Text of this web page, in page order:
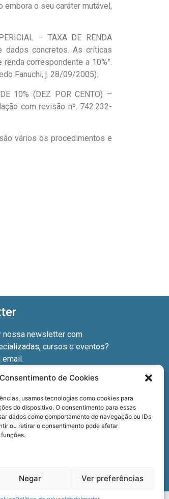
de Cookies
usamos tecnologias como cookies para
do dispositivo. O consentimento para essas
dados como comportamento de navegação ou IDs
ou retirar o consentimento pode afetar
Negar Ver preferências
embora o seu caráter mutável,
– TAXA DE RENDA
dados concretos. As críticas
correspondente a 10%”.
Fanuchi, j. 28/09/2005).
10% (DEZ POR CENTO) –
com revisão nº. 742.232-
vários os procedimentos e
nossa newsletter com
cursos e eventos?
email.
Política de privacidade